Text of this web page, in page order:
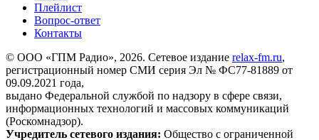
Плейлист
Вопрос-ответ
Контакты
© ООО «ГПМ Радио», 2026. Сетевое издание relax-fm.ru,
регистрационный номер СМИ серия Эл № ФС77-81889 от
09.09.2021 года,
выдано Федеральной службой по надзору в сфере связи,
информационных технологий и массовых коммуникаций
(Роскомнадзор).
Учредитель сетевого издания: Общество с ограниченной